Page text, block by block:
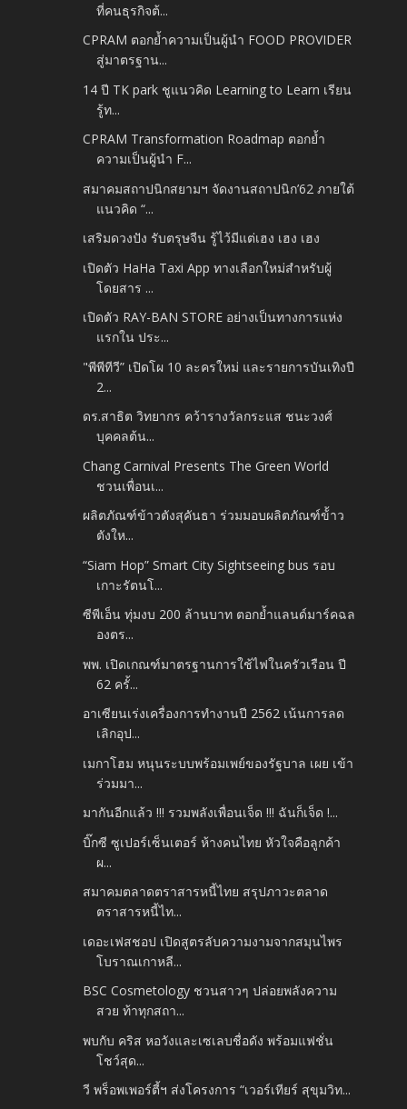
ที่คนธุรกิจต้...
CPRAM ตอกย้ำความเป็นผู้นำ FOOD PROVIDER
สู่มาตรฐาน...
14 ปี TK park ชูแนวคิด Learning to Learn เรียน
รู้ท...
CPRAM Transformation Roadmap ตอกย้ำ
ความเป็นผู้นำ F...
สมาคมสถาปนิกสยามฯ จัดงานสถาปนิก’62 ภายใต้
แนวคิด “...
เสริมดวงปัง รับตรุษจีน รู้ไว้มีแต่เฮง เฮง เฮง
เปิดตัว HaHa Taxi App ทางเลือกใหม่สำหรับผู้
โดยสาร ...
เปิดตัว RAY-BAN STORE อย่างเป็นทางการแห่ง
แรกใน ประ...
"พีพีทีวี” เปิดโผ 10 ละครใหม่ และรายการบันเทิงปี
2...
ดร.สาธิต วิทยากร คว้ารางวัลกระแส ชนะวงศ์
บุคคลต้น...
Chang Carnival Presents The Green World
ชวนเพื่อนเ...
ผลิตภัณฑ์ข้าวตังสุคันธา ร่วมมอบผลิตภัณฑ์ข้้าว
ตังให...
“Siam Hop” Smart City Sightseeing bus รอบ
เกาะรัตนโ...
ซีพีเอ็น ทุ่มงบ 200 ล้านบาท ตอกย้ำแลนด์มาร์คฉล
องตร...
พพ. เปิดเกณฑ์มาตรฐานการใช้ไฟในครัวเรือน ปี
62 ครั้...
อาเซียนเร่งเครื่องการทำงานปี 2562 เน้นการลด
เลิกอุป...
เมกาโฮม หนุนระบบพร้อมเพย์ของรัฐบาล เผย เข้า
ร่วมมา...
มากันอีกแล้ว !!! รวมพลังเพื่อนเจ็ด !!! ฉันก็เจ็ด !...
บิ๊กซี ซูเปอร์เซ็นเตอร์ ห้างคนไทย หัวใจคือลูกค้า
ผ...
สมาคมตลาดตราสารหนี้ไทย สรุปภาวะตลาด
ตราสารหนี้ไท...
เดอะเฟสชอป เปิดสูตรลับความงามจากสมุนไพร
โบราณเกาหลี...
BSC Cosmetology ชวนสาวๆ ปล่อยพลังความ
สวย ท้าทุกสถา...
พบกับ คริส หอวังและเซเลบชื่อดัง พร้อมแฟชั่น
โชว์สุด...
วี พร็อพเพอร์ตี้ฯ ส่งโครงการ “เวอร์เทียร์ สุขุมวิท...